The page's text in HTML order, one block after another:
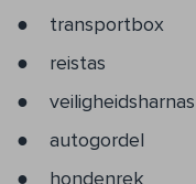
transportbox
reistas
veiligheidsharnas
autogordel
hondenrek